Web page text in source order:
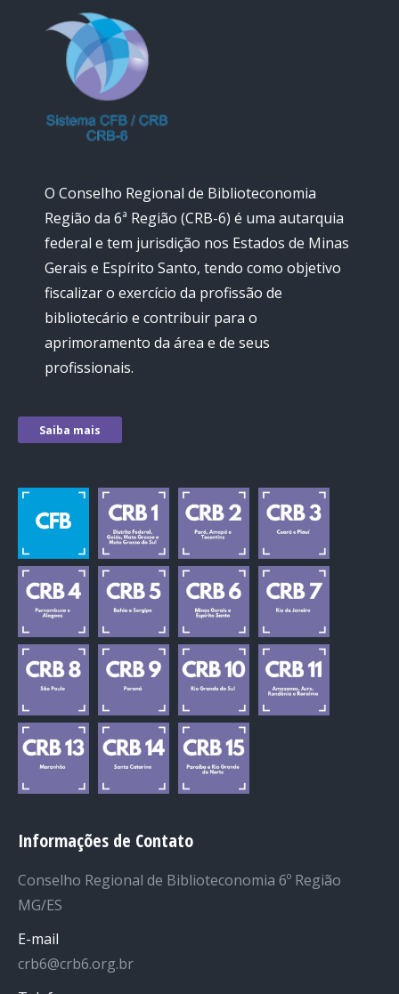
O Conselho Regional de Biblioteconomia
Região da 6ª Região (CRB-6) é uma autarquia
federal e tem jurisdição nos Estados de Minas
Gerais e Espírito Santo, tendo como objetivo
fiscalizar o exercício da profissão de
bibliotecário e contribuir para o
aprimoramento da área e de seus
profissionais.
Saiba mais
Informações de Contato
Conselho Regional de Biblioteconomia 6º Região
MG/ES
E-mail
crb6@crb6.org.br